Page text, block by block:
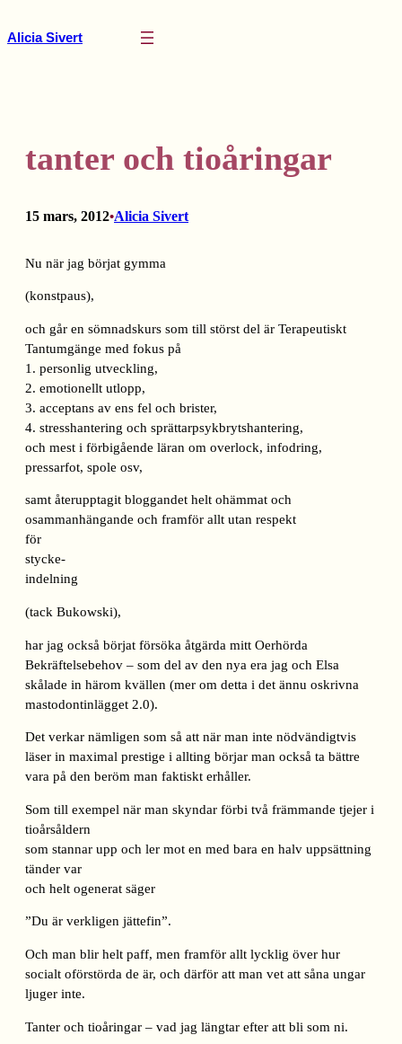
till
Alicia Sivert
tanter och tioåringar
15 mars, 2012•Alicia Sivert
Nu när jag börjat gymma
(konstpaus),
och går en sömnadskurs som till störst del är Terapeutiskt
Tantumgänge med fokus på
1. personlig utveckling,
2. emotionellt utlopp,
3. acceptans av ens fel och brister,
4. stresshantering och sprättarpsykbrytshantering,
och mest i förbigående läran om overlock, infodring,
pressarfot, spole osv,
samt återupptagit bloggandet helt ohämmat och
osammanhängande och framför allt utan respekt
för
stycke-
indelning
(tack Bukowski),
har jag också börjat försöka åtgärda mitt Oerhörda
Bekräftelsebehov – som del av den nya era jag och Elsa
skålade in härom kvällen (mer om detta i det ännu oskrivna
mastodontinlägget 2.0).
Det verkar nämligen som så att när man inte nödvändigtvis
läser in maximal prestige i allting börjar man också ta bättre
vara på den beröm man faktiskt erhåller.
Som till exempel när man skyndar förbi två främmande tjejer i
tioårsåldern
som stannar upp och ler mot en med bara en halv uppsättning
tänder var
och helt ogenerat säger
”Du är verkligen jättefin”.
Och man blir helt paff, men framför allt lycklig över hur
socialt oförstörda de är, och därför att man vet att såna ungar
ljuger inte.
Tanter och tioåringar – vad jag längtar efter att bli som ni.